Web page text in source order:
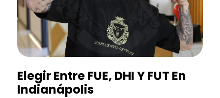
Elegir Entre FUE, DHI Y FUT En
Indianápolis